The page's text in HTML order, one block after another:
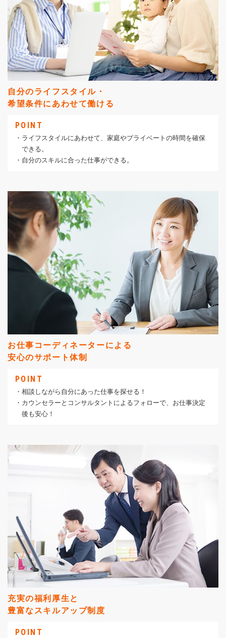
自分のライフスタイル・
希望条件にあわせて働ける
POINT
・ライフスタイルにあわせて、家庭やプライベートの時間を確保
できる。
・自分のスキルに合った仕事ができる。
お仕事コーディネーターによる
安心のサポート体制
POINT
・相談しながら自分にあった仕事を探せる！
・カウンセラーとコンサルタントによるフォローで、お仕事決定
後も安心！
充実の福利厚生と
豊富なスキルアップ制度
POINT